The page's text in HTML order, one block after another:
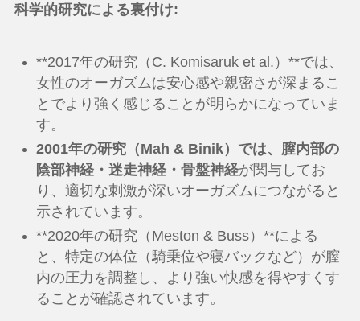
科学的研究による裏付け:
**2017年の研究（C. Komisaruk et al.）**では、
女性のオーガズムは安心感や親密さが深まるこ
とでより強く感じることが明らかになっていま
す。
2001年の研究（Mah & Binik） では、膣内部の
陰部神経・迷走神経・骨盤神経が関与してお
り、適切な刺激が深いオーガズムにつながると
示されています。
**2020年の研究（Meston & Buss）**による
と、特定の体位（騎乗位や寝バックなど）が膣
内の圧力を調整し、より強い快感を得やすくす
ることが確認されています。